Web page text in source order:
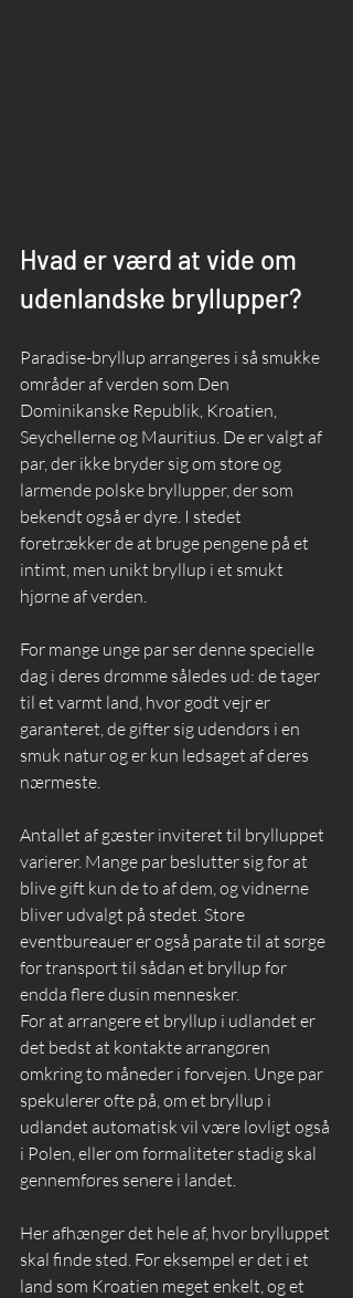
Hvad er værd at vide om
udenlandske bryllupper?
Paradise-bryllup arrangeres i så smukke
områder af verden som Den
Dominikanske Republik, Kroatien,
Seychellerne og Mauritius. De er valgt af
par, der ikke bryder sig om store og
larmende polske bryllupper, der som
bekendt også er dyre. I stedet
foretrækker de at bruge pengene på et
intimt, men unikt bryllup i et smukt
hjørne af verden.
For mange unge par ser denne specielle
dag i deres drømme således ud: de tager
til et varmt land, hvor godt vejr er
garanteret, de gifter sig udendørs i en
smuk natur og er kun ledsaget af deres
nærmeste.
Antallet af gæster inviteret til brylluppet
varierer. Mange par beslutter sig for at
blive gift kun de to af dem, og vidnerne
bliver udvalgt på stedet. Store
eventbureauer er også parate til at sørge
for transport til sådan et bryllup for
endda flere dusin mennesker.
For at arrangere et bryllup i udlandet er
det bedst at kontakte arrangøren
omkring to måneder i forvejen. Unge par
spekulerer ofte på, om et bryllup i
udlandet automatisk vil være lovligt også
i Polen, eller om formaliteter stadig skal
gennemføres senere i landet.
Her afhænger det hele af, hvor brylluppet
skal finde sted. For eksempel er det i et
land som Kroatien meget enkelt, og et